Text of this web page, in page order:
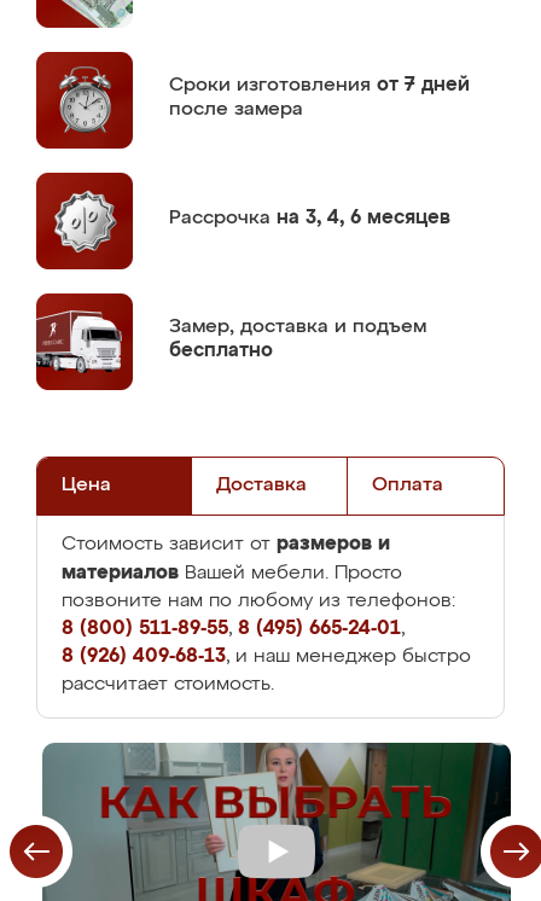
Сроки изготовления от 7 дней
после замера
Рассрочка на 3, 4, 6 месяцев
Замер, доставка и подъем
бесплатно
Цена Доставка Оплата
Стоимость зависит от размеров и
материалов Вашей мебели. Просто
позвоните нам по любому из телефонов:
8 (800) 511-89-55, 8 (495) 665-24-01,
8 (926) 409-68-13, и наш менеджер быстро
рассчитает стоимость.